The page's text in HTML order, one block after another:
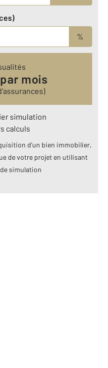
%
mois
simulation
calculs
d’un bien immobilier,
de votre projet en utilisant
simulation